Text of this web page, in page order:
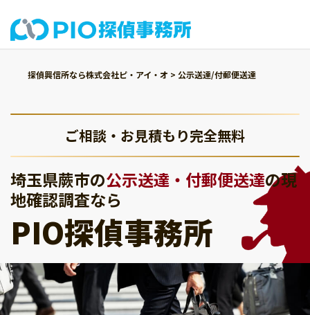
探偵興信所なら株式会社ピ・アイ・オ > 公示送達/付郵便送達
ご相談・お見積もり完全無料
埼玉県蕨市の公示送達・付郵便送達の現
地確認調査なら
PIO探偵事務所